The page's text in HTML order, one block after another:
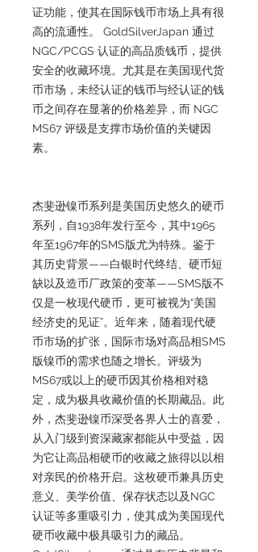
证功能，使其在国际钱币市场上具有很
高的流通性。 GoldSilverJapan 通过
NGC/PCGS 认证的高品质钱币，提供
安全的收藏环境。尤其是在美国现代货
币市场，未经认证的钱币与经认证的钱
币之间存在显著的价格差异，而 NGC
MS67 评级是支撑市场价值的关键因
素。
杰斐逊镍币系列是美国历史悠久的硬币
系列，自1938年发行至今，其中1965
年至1967年的SMS版尤为特殊。鉴于
其历史背景——白银时代终结、硬币短
缺以及造币厂政策的变革——SMS版不
仅是一枚现代硬币，更可被视为“美国
经济史的见证”。近年来，随着现代硬
币市场的扩张，国际市场对高品相SMS
版镍币的需求也随之增长。评级为
MS67或以上的硬币因其价格相对稳
定，成为极具收藏价值的长期藏品。此
外，杰斐逊镍币深受各界人士的喜爱，
从入门级到资深藏家都能从中受益，因
为它让高品相硬币的收藏之旅得以以相
对亲民的价格开启。这枚硬币兼具历史
意义、美学价值、保存状态以及NGC
认证等多重吸引力，使其成为美国现代
硬币收藏中极具吸引力的藏品。